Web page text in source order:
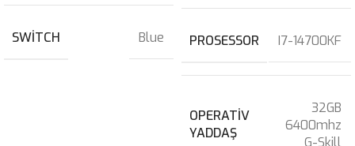
SWITCH Blue PROSESSOR I7-14700KF
OPERATIV
YADDAŞ
32GB
6400mhz
G-Skill